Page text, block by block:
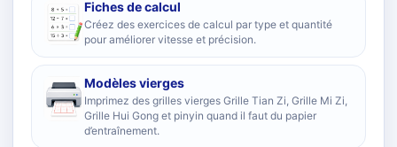
Fiches de calcul
Créez des exercices de calcul par type et quantité
pour améliorer vitesse et précision.
Modèles vierges
Imprimez des grilles vierges Grille Tian Zi, Grille Mi Zi,
Grille Hui Gong et pinyin quand il faut du papier
d’entraînement.